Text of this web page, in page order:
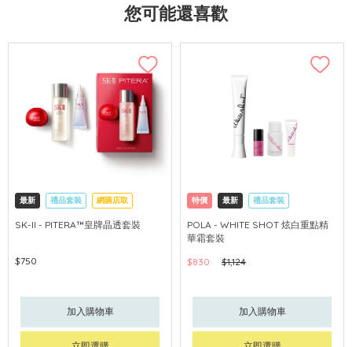
您可能還喜歡
最新 禮品套裝 網購店取
可中國內地配送
SK-II - PITERA™皇牌晶透套裝
$750
加入購物車
特價 最新 禮品套裝
網購店取 可中國內地配送
POLA - WHITE SHOT 炫白重點精
華霜套裝
$830
$1,124
加入購物車